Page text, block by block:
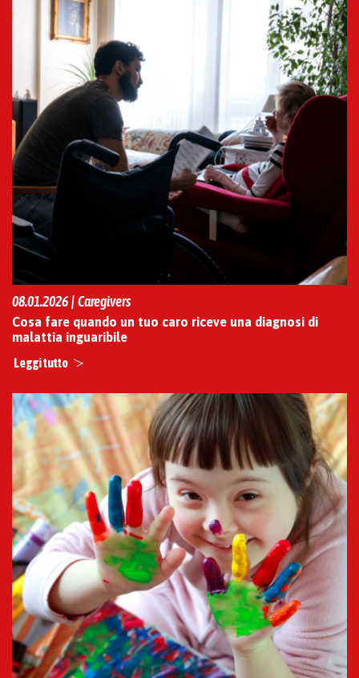
08.01.2026 | Caregivers
Cosa fare quando un tuo caro riceve una diagnosi di
malattia inguaribile
Leggi tutto